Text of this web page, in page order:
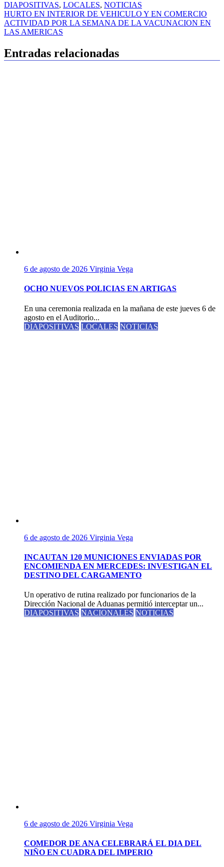
DIAPOSITIVAS, LOCALES, NOTICIAS
Navegación
de
HURTO EN INTERIOR DE VEHICULO Y EN COMERCIO
ACTIVIDAD POR LA SEMANA DE LA VACUNACION EN
LAS AMERICAS
Entradas relacionadas
6 de agosto de 2026 Virginia Vega
OCHO NUEVOS POLICIAS EN ARTIGAS
En una ceremonia realizada en la mañana de este jueves 6 de
agosto en el Auditorio...
DIAPOSITIVAS LOCALES NOTICIAS
6 de agosto de 2026 Virginia Vega
INCAUTAN 120 MUNICIONES ENVIADAS POR
ENCOMIENDA EN MERCEDES: INVESTIGAN EL
DESTINO DEL CARGAMENTO
Un operativo de rutina realizado por funcionarios de la
Dirección Nacional de Aduanas permitió interceptar un...
DIAPOSITIVAS NACIONALES NOTICIAS
6 de agosto de 2026 Virginia Vega
COMEDOR DE ANA CELEBRARÁ EL DIA DEL
NIÑO EN CUADRA DEL IMPERIO